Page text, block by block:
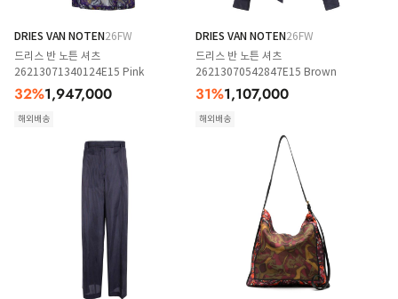
DRIES VAN NOTEN26FW
드리스 반 노튼 셔츠
26213071340124E15 Pink
32%1,947,000
해외배송
DRIES VAN NOTEN26FW
드리스 반 노튼 셔츠
26213070542847E15 Brown
31%1,107,000
해외배송